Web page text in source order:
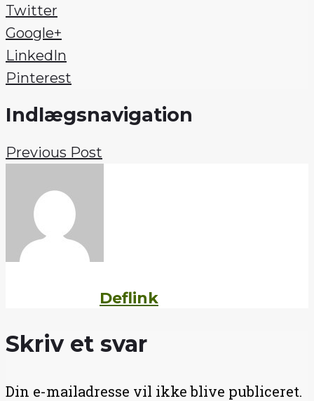
Twitter
Google+
LinkedIn
Pinterest
Indlægsnavigation
Previous Post
Deflink
Skriv et svar
Din e-mailadresse vil ikke blive publiceret.